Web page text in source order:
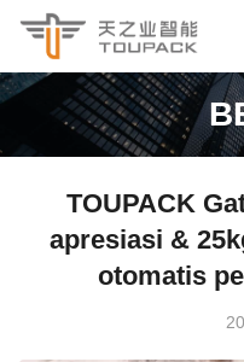
TOUPACK
apresiasi &
otomatis